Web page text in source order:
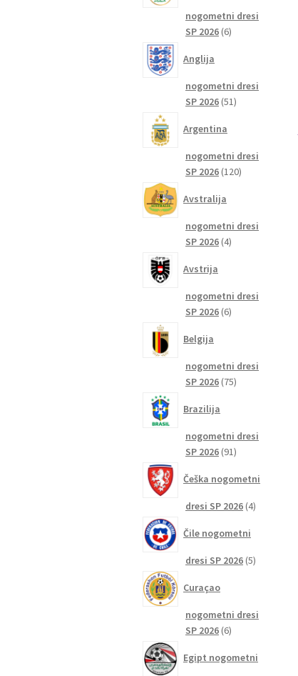
nogometni dresi
SP 2026 66
Anglija
nogometni dresi
SP 2026 5151
Argentina
nogometni dresi
SP 2026 120120
Avstralija
nogometni dresi
SP 2026 44
Avstrija
nogometni dresi
SP 2026 66
Belgija
nogometni dresi
SP 2026 7575
Brazilija
nogometni dresi
SP 2026 9191
Češka nogometni
dresi SP 2026 44
Čile nogometni
dresi SP 2026 55
Curaçao
nogometni dresi
SP 2026 66
Egipt nogometni